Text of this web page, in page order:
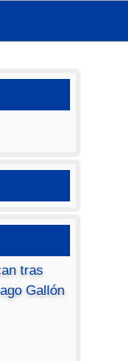
tras
Gallón